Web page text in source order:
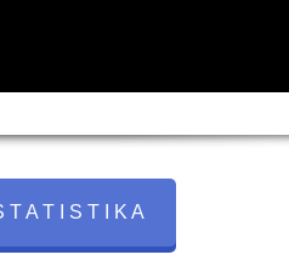
T A T I S T I K A